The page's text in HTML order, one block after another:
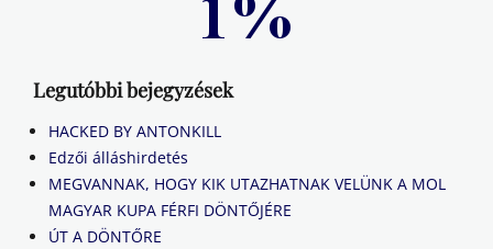
Legutóbbi bejegyzések
HACKED BY ANTONKILL
Edzői álláshirdetés
MEGVANNAK, HOGY KIK UTAZHATNAK VELÜNK A MOL
MAGYAR KUPA FÉRFI DÖNTŐJÉRE
ÚT A DÖNTŐRE